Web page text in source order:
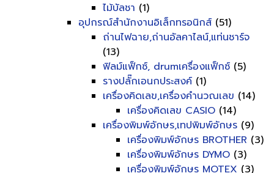
ไม้บัลชา (1)
อุปกรณ์สำนักงานอิเล็กทรอนิกส์ (51)
ถ่านไฟฉาย,ถ่านอัลคาไลน์,แท่นชาร์จ
(13)
ฟิลม์แฟ็กซ์, drumเครื่องแฟ็กซ์ (5)
รางปลั๊กเอนกประสงค์ (1)
เครื่องคิดเลข,เครื่องคำนวณเลข (14)
เครื่องคิดเลข CASIO (14)
เครื่องพิมพ์อักษร,เทปพิมพ์อักษร (9)
เครื่องพิมพ์อักษร BROTHER (3)
เครื่องพิมพ์อักษร DYMO (3)
เครื่องพิมพ์อักษร MOTEX (3)